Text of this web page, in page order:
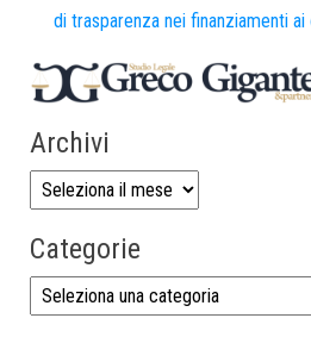
di trasparenza nei finanziamenti
Archivi
Categorie